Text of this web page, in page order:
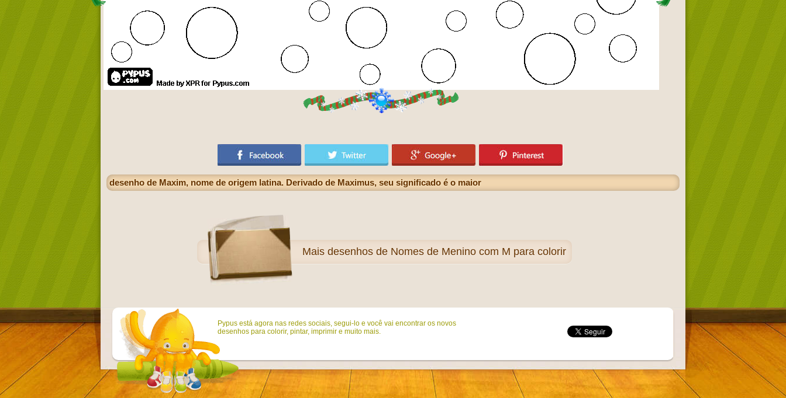
desenho de Maxim, nome de origem latina. Derivado de Maximus, seu significado é o maior
Mais desenhos de Nomes de Menino com M para colorir
Pypus está agora nas redes sociais, segui-lo e você vai encontrar os novos
desenhos para colorir, pintar, imprimir e muito mais.